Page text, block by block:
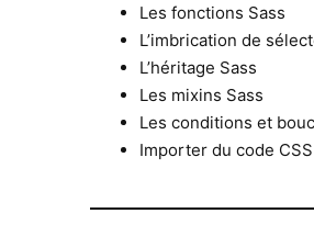
Les fonctions Sass
L’imbrication de
L’héritage Sass
Les mixins Sass
Les conditions et
Importer du code